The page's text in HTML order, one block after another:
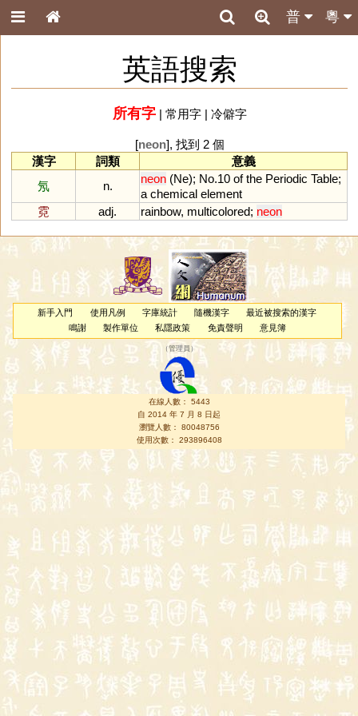
粵
普
英語搜索
所有字| 常用字| 冷僻字
[neon], 找到 2 個
漢字
詞類
意義
氖
n.
neon (Ne); No.10 of the Periodic Table;
a chemical element
霓
adj. rainbow, multicolored; neon
新手入門 使用凡例 字庫統計 隨機漢字
最近被搜索的漢字
鳴謝
製作單位 私隱政策 免責聲明 意見簿
（管理員 ）
在線人數： 5443
自 2014 年 7 月 8 日起
瀏覽人數： 80048756
使用次數： 293896408